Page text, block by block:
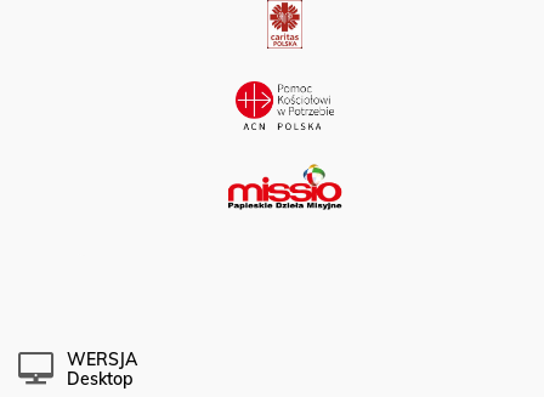
WERSJA
Desktop